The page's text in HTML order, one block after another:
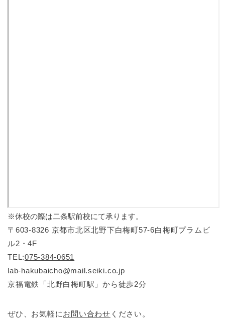
※休校の際は二条駅前校にて承ります。
〒603-8326 京都市北区北野下白梅町57-6白梅町プラムビ
ル2・4F
TEL:075-384-0651
lab-hakubaicho@mail.seiki.co.jp
京福電鉄「北野白梅町駅」から徒歩2分
ぜひ、お気軽にお問い合わせ ください。